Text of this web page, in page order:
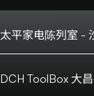
太平家电陈列室 -
地址:
DCH ToolBox 大